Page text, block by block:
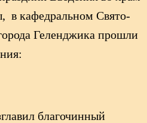
в кафедральном Свято-
Геленджика прошли
благочинный